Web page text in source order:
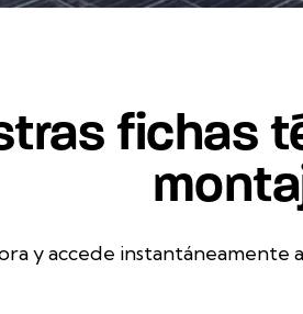
fichas
y accede instantáneamente